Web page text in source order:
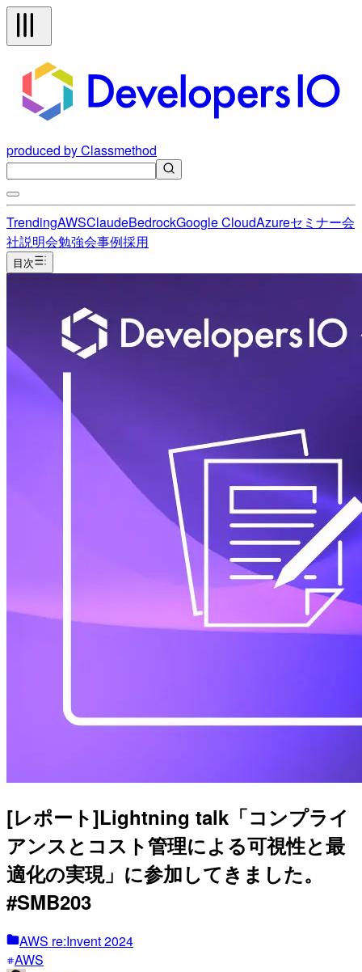
produced by Classmethod
TrendingAWSClaudeBedrockGoogle CloudAzureセミナー会
社説明会勉強会事例採用
目次
[レポート]Lightning talk「コンプライ
アンスとコスト管理による可視性と最
適化の実現」に参加してきました。
#SMB203
AWS re:Invent 2024
AWS